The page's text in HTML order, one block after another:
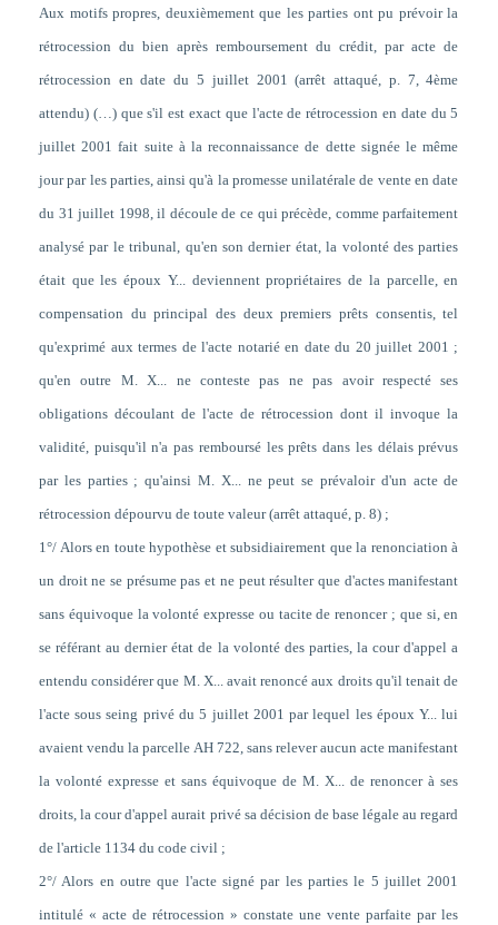
Aux motifs propres, deuxièmement que les parties ont pu prévoir la
rétrocession du bien après remboursement du crédit, par acte de
rétrocession en date du 5 juillet 2001 (arrêt attaqué, p. 7, 4ème
attendu) (…) que s'il est exact que l'acte de rétrocession en date du 5
juillet 2001 fait suite à la reconnaissance de dette signée le même
jour par les parties, ainsi qu'à la promesse unilatérale de vente en date
du 31 juillet 1998, il découle de ce qui précède, comme parfaitement
analysé par le tribunal, qu'en son dernier état, la volonté des parties
était que les époux Y... deviennent propriétaires de la parcelle, en
compensation du principal des deux premiers prêts consentis, tel
qu'exprimé aux termes de l'acte notarié en date du 20 juillet 2001 ;
qu'en outre M. X... ne conteste pas ne pas avoir respecté ses
obligations découlant de l'acte de rétrocession dont il invoque la
validité, puisqu'il n'a pas remboursé les prêts dans les délais prévus
par les parties ; qu'ainsi M. X... ne peut se prévaloir d'un acte de
rétrocession dépourvu de toute valeur (arrêt attaqué, p. 8) ;
1°/ Alors en toute hypothèse et subsidiairement que la renonciation à
un droit ne se présume pas et ne peut résulter que d'actes manifestant
sans équivoque la volonté expresse ou tacite de renoncer ; que si, en
se référant au dernier état de la volonté des parties, la cour d'appel a
entendu considérer que M. X... avait renoncé aux droits qu'il tenait de
l'acte sous seing privé du 5 juillet 2001 par lequel les époux Y... lui
avaient vendu la parcelle AH 722, sans relever aucun acte manifestant
la volonté expresse et sans équivoque de M. X... de renoncer à ses
droits, la cour d'appel aurait privé sa décision de base légale au regard
de l'article 1134 du code civil ;
2°/ Alors en outre que l'acte signé par les parties le 5 juillet 2001
intitulé « acte de rétrocession » constate une vente parfaite par les